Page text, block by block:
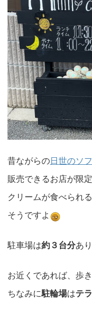
昔ながらの日世のソ
販売できるお店が限
クリームが食べられ
そうですよ
駐車場は約３台分あ
お近くであれば、歩
ちなみに駐輪場はテ